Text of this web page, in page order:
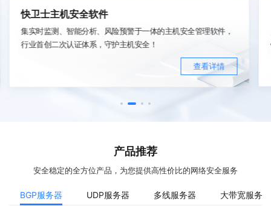
快卫士主机安全软件
集实时监测、智能分析、风险预警于一体的主机安全管理软件，
行业首创二次认证体系，守护主机安全！
查看详情
产品推荐
安全稳定的全方位产品，为您提供高性价比的网络安全服务
BGP服务器 UDP服务器 多线服务器 大带宽服务器